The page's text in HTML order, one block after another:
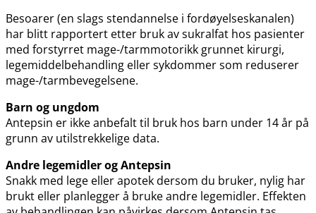
Besoarer (en slags stendannelse i fordøyelseskanalen)
har blitt rapportert etter bruk av sukralfat hos pasienter
med forstyrret mage-​/​tarmmotorikk grunnet kirurgi,
legemiddelbehandling eller sykdommer som reduserer
mage-​/​tarmbevegelsene.
Barn og ungdom
Antepsin er ikke anbefalt til bruk hos barn under 14 år på
grunn av utilstrekkelige data.
Andre legemidler og Antepsin
Snakk med lege eller apotek dersom du bruker, nylig har
brukt eller planlegger å bruke andre legemidler. Effekten